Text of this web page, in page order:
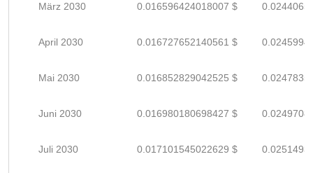
März 2030 0.016596424018007 $
April 2030 0.016727652140561 $
Mai 2030 0.016852829042525 $
Juni 2030 0.016980180698427 $
Juli 2030 0.017101545022629 $